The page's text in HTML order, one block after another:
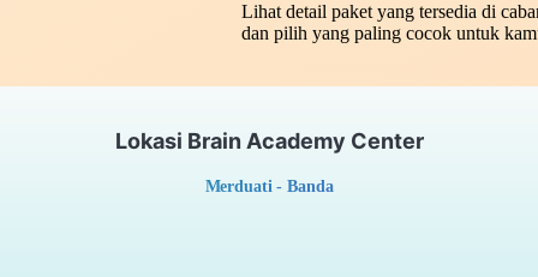
Lihat detail paket yang tersedia di
dan pilih yang paling cocok untuk
Lokasi Brain Academy Center
Merduati - Banda